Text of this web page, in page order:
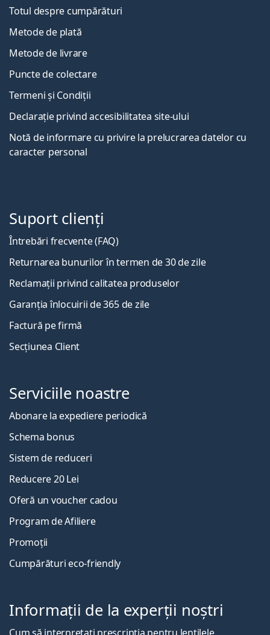
Totul despre cumpărături
Metode de plată
Metode de livrare
Puncte de colectare
Termeni și Condiții
Declarație privind accesibilitatea site-ului
Notă de informare cu privire la prelucrarea datelor cu
caracter personal
Suport clienți
Întrebări frecvente (FAQ)
Returnarea bunurilor în termen de 30 de zile
Reclamații privind calitatea produselor
Garanția înlocuirii de 365 de zile
Factură pe firmă
Secțiunea Client
Serviciile noastre
Abonare la expediere periodică
Schema bonus
Sistem de reduceri
Reducere 20 Lei
Oferă un voucher cadou
Program de Afiliere
Promoții
Cumpărături eco-friendly
Informații de la experții noștri